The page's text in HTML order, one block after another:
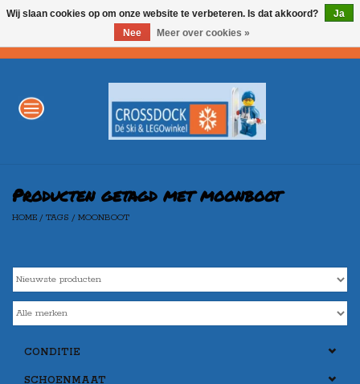
WINTERSPORT
LEGO
Merken
Producten getagd met moonboot
HOME / TAGS / MOONBOOT
CONDITIE
SCHOENMAAT
Wij slaan cookies op om onze website te verbeteren. Is dat akkoord?
Ja
Nee
Meer over cookies »